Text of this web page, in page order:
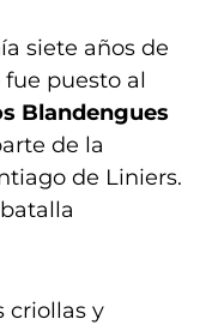
siete años de
puesto al
Blandengues
de la
de Liniers.
criollas y